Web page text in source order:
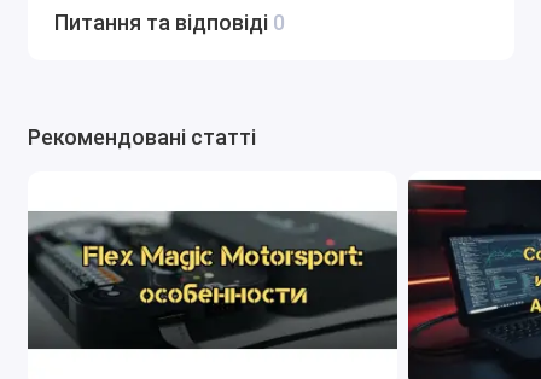
WinOLS: підтримує ширший спектр ЕБУ, включно
WinOLS: складніша програма, що потребує
певних знань і досвіду в галузі чип-тюнінгу.
ECM Titanium: простіша і зручніша у використанні
програма, що підходить для початківців.
5. Вартість:
Питання та відповіді 0
Рекомендовані статті